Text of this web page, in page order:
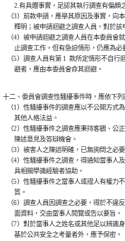
2.有具體事實，足認其執行調查有偏頗
（3）前款申請，應舉其原因及事實，向
釋明；被申請迴避之調查人員，對於
（4）被申請迴避之調查人員在本委員會
止調查工作。但有急迫情形，仍應為必
（5）調查人員有第 1  款所定情形不自
        避者，應由本委員會命其迴避。
十二、委員會調查性騷擾事件時，應依下列
（1）性騷擾事件的調查應以不公開方式
        其他人格法益。
（2）性騷擾事件之調查應秉持客觀、公
        陳述意見及答辯機會。
（3）被害人之陳述明確，已無詢問之必
（4）性騷擾事件之調查，得通知當事人
        具相關學識經驗者協助。
（5）性騷擾事件之當事人或證人有權力
        質。
（6）調查人員因調查之必要，得於不違
        面資料，交由當事人閱覽或告以要旨。
（7）對於當事人之姓名或其他足以辨識
        基於公共安全之考量者外，應予保密。